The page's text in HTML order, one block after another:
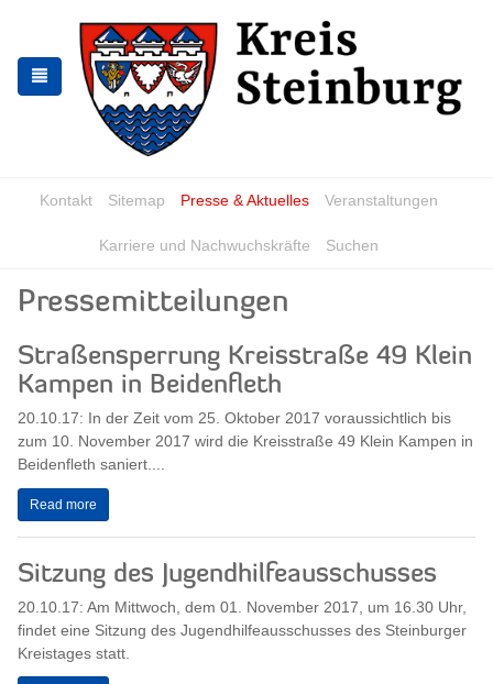
the
navigation
the
content
Kontakt Sitemap Presse & Aktuelles Veranstaltungen
Karriere und Nachwuchskräfte Suchen
Pressemitteilungen
Straßensperrung Kreisstraße 49 Klein
Kampen in Beidenfleth
20.10.17: In der Zeit vom 25. Oktober 2017 voraussichtlich bis
zum 10. November 2017 wird die Kreisstraße 49 Klein Kampen in
Beidenfleth saniert....
Read more
Sitzung des Jugendhilfeausschusses
20.10.17: Am Mittwoch, dem 01. November 2017, um 16.30 Uhr,
findet eine Sitzung des Jugendhilfeausschusses des Steinburger
Kreistages statt.